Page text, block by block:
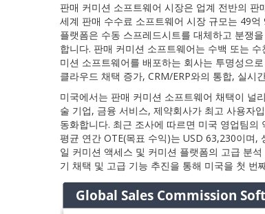
판매 커미션 소프트웨어 시장은 업계 전반의
세계 판매 수수료 소프트웨어 시장 규모는 49
플랫폼은 수동 스프레드시트를 대체하고 분쟁
합니다. 판매 커미션 소프트웨어는 수백 또는
미션 소프트웨어를 배포하는 회사는 투명성으
클라우드 채택 증가, CRM/ERP와의 통합, 실시
미국에서는 판매 커미션 소프트웨어 채택이 널
술 기업, 금융 서비스, 제약회사가 최고 사용자
동화합니다. 최근 조사에 따르면 미국 영업팀
평균 연간 OTE(목표 수익)는 USD 63,230이며
일 커미션 액세스 및 커미션 플랫폼의 고급 분
기 채택 및 고급 기능 추진을 통해 미국을 첫 번